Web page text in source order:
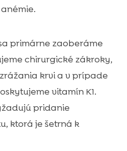
primárne zaoberáme
chirurgické zákroky,
krvi a v prípade
vitamín K1.
pridanie
ktorá je šetrná k